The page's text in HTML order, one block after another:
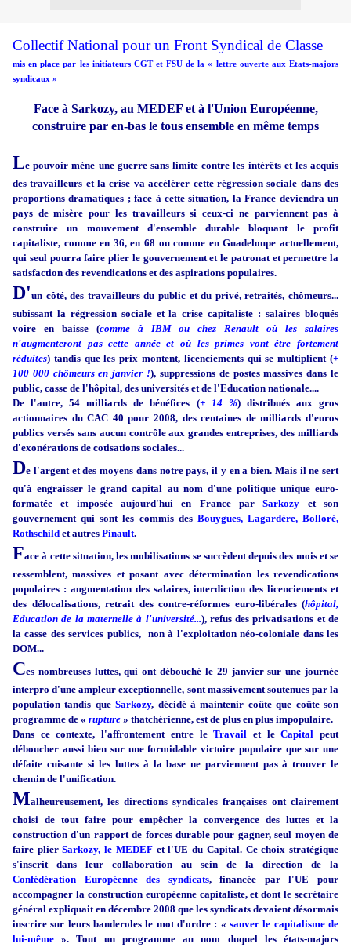
Collectif National pour un Front Syndical de Classe
mis en place par les initiateurs CGT et FSU de la « lettre ouverte aux Etats-majors
syndicaux »
Face à Sarkozy, au MEDEF et à l'Union Européenne,
construire par en-bas le tous ensemble en même temps
Le pouvoir mène une guerre sans limite contre les intérêts et les acquis
des travailleurs et la crise va accélérer cette régression sociale dans des
proportions dramatiques ; face à cette situation, la France deviendra un
pays de misère pour les travailleurs si ceux-ci ne parviennent pas à
construire un mouvement d'ensemble durable bloquant le profit
capitaliste, comme en 36, en 68 ou comme en Guadeloupe actuellement,
qui seul pourra faire plier le gouvernement et le patronat et permettre la
satisfaction des revendications et des aspirations populaires.
D'un côté, des travailleurs du public et du privé, retraités, chômeurs...
subissant la régression sociale et la crise capitaliste : salaires bloqués
voire en baisse (comme à IBM ou chez Renault où les salaires
n'augmenteront pas cette année et où les primes vont être fortement
réduites) tandis que les prix montent, licenciements qui se multiplient (+
100 000 chômeurs en janvier !), suppressions de postes massives dans le
public, casse de l'hôpital, des universités et de l'Education nationale....
De l'autre, 54 milliards de bénéfices (+ 14 %) distribués aux gros
actionnaires du CAC 40 pour 2008, des centaines de milliards d'euros
publics versés sans aucun contrôle aux grandes entreprises, des milliards
d'exonérations de cotisations sociales...
De l'argent et des moyens dans notre pays, il y en a bien. Mais il ne sert
qu'à engraisser le grand capital au nom d'une politique unique euro-
formatée et imposée aujourd'hui en France parSarkozy et son
gouvernement qui sont les commis des Bouygues, Lagardère, Bolloré,
Rothschild et autres Pinault.
Face à cette situation, les mobilisations se succèdent depuis des mois et se
ressemblent, massives et posant avec détermination les revendications
populaires : augmentation des salaires, interdiction des licenciements et
des délocalisations, retrait des contre-réformes euro-libérales (hôpital,
Education de la maternelle à l'université...), refus des privatisations et de
la casse des services publics, non à l'exploitation néo-coloniale dans les
DOM...
Ces nombreuses luttes, qui ont débouché le 29 janvier sur une journée
interpro d'une ampleur exceptionnelle, sont massivement soutenues par la
population tandis queSarkozy, décidé à maintenir coûte que coûte son
programme de « rupture » thatchérienne, est de plus en plus impopulaire.
Dans ce contexte, l'affrontement entre leTravail et leCapital peut
déboucher aussi bien sur une formidable victoire populaire que sur une
défaite cuisante si les luttes à la base ne parviennent pas à trouver le
chemin de l'unification.
Malheureusement, les directions syndicales françaises ont clairement
choisi de tout faire pour empêcher la convergence des luttes et la
construction d'un rapport de forces durable pour gagner, seul moyen de
faire plierSarkozy, le MEDEFet l'UE du Capital. Ce choix stratégique
s'inscrit dans leur collaboration au sein de la direction de la
Confédération Européenne des syndicats, financée par l'UE pour
accompagner la construction européenne capitaliste, et dont le secrétaire
général expliquait en décembre 2008 que les syndicats devaient désormais
inscrire sur leurs banderoles le mot d'ordre : « sauver le capitalisme de
lui-même ». Tout un programme au nom duquel les états-majors